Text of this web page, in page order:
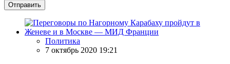
Отправить
Политика
7 октябрь 2020 19:21